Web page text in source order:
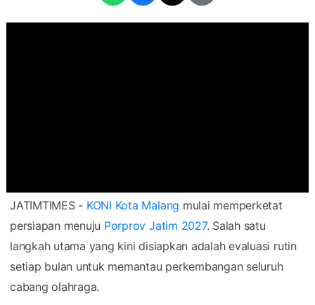
JATIMTIMES - KONI Kota Malang mulai memperketat
persiapan menuju Porprov Jatim 2027. Salah satu
langkah utama yang kini disiapkan adalah evaluasi rutin
setiap bulan untuk memantau perkembangan seluruh
cabang olahraga.